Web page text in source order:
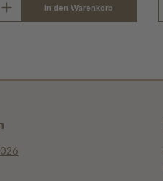
In den Warenkorb